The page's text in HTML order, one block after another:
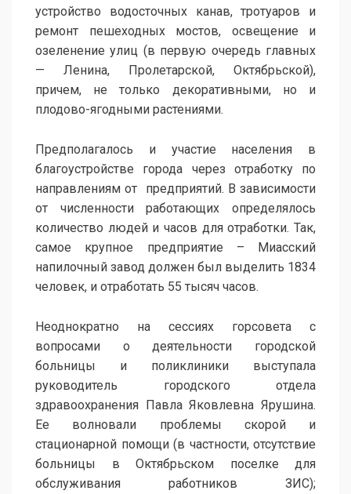
устройство водосточных канав, тротуаров и
ремонт пешеходных мостов, освещение и
озеленение улиц (в первую очередь главных
— Ленина, Пролетарской, Октябрьской),
причем, не только декоративными, но и
плодово-ягодными растениями.
Предполагалось и участие населения в
благоустройстве города через отработку по
направлениям от предприятий. В зависимости
от численности работающих определялось
количество людей и часов для отработки. Так,
самое крупное предприятие – Миасский
напилочный завод должен был выделить 1834
человек, и отработать 55 тысяч часов.
Неоднократно на сессиях горсовета с
вопросами о деятельности городской
больницы и поликлиники выступала
руководитель городского отдела
здравоохранения Павла Яковлевна Ярушина.
Ее волновали проблемы скорой и
стационарной помощи (в частности, отсутствие
больницы в Октябрьском поселке для
обслуживания работников ЗИС);